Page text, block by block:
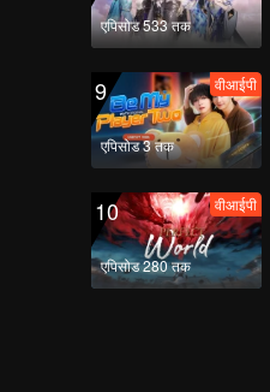
एपिसोड 533 तक
9
एपिसोड 3 तक
वीआईपी
10
एपिसोड 280 तक
वीआईपी